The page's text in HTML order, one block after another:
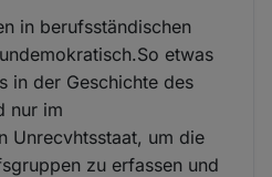
in berufsständischen
etwas
in der Geschichte des
nur im
Unrecvhtsstaat, um die
zu erfassen und